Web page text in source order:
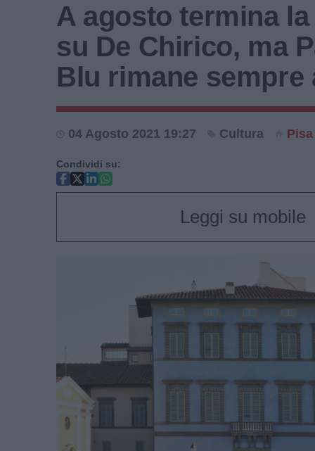
A agosto termina
su De Chirico, ma
Blu rimane sempre
04 Agosto 2021 19:27 Cultura Pisa
Condividi su:
Leggi su mobile